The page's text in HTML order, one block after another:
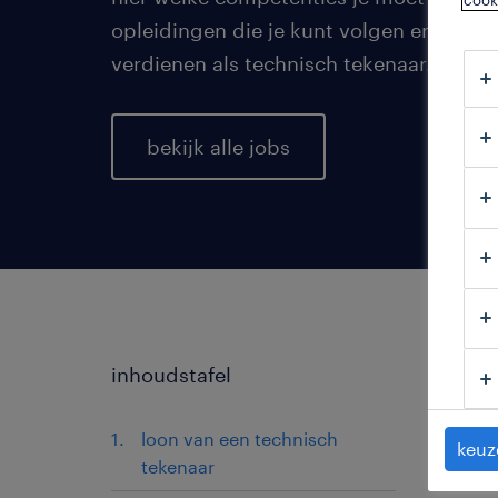
opleidingen die je kunt volgen en het
verdienen als technisch tekenaar.
bekijk alle jobs
inhoudstafel
loon van een technisch
tekenaar